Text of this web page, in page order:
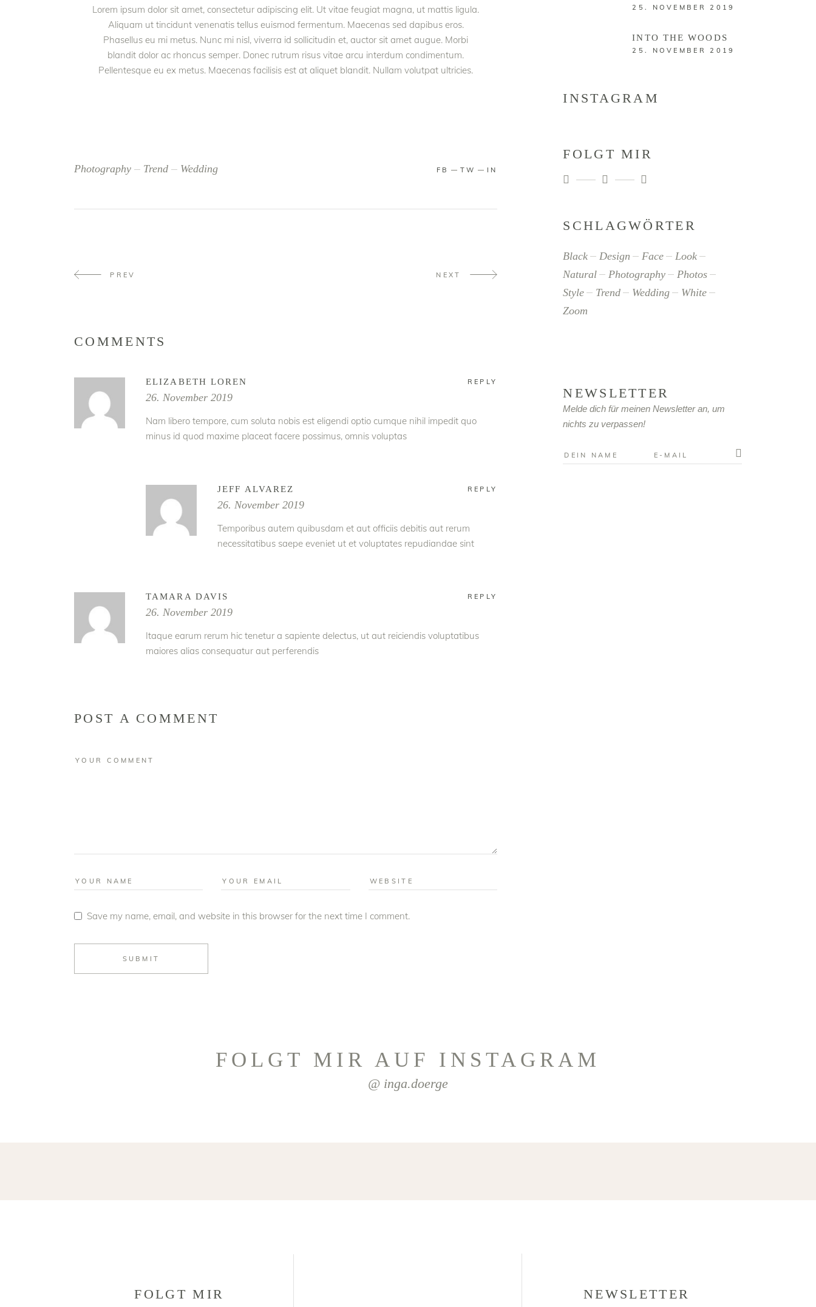
Lorem ipsum dolor sit amet, consectetur adipiscing elit. Ut vitae feugiat magna, ut mattis ligula.
Aliquam ut tincidunt venenatis tellus euismod fermentum. Maecenas sed dapibus eros.
Phasellus eu mi metus. Nunc mi nisl, viverra id sollicitudin et, auctor sit amet augue. Morbi
blandit dolor ac rhoncus semper. Donec rutrum risus vitae arcu interdum condimentum.
Pellentesque eu ex metus. Maecenas facilisis est at aliquet blandit. Nullam volutpat ultricies.
Photography Trend Wedding FB TW IN
PREV NEXT
COMMENTS
ELIZABETH LOREN REPLY
26. November 2019
Nam libero tempore, cum soluta nobis est eligendi optio cumque nihil impedit quo
minus id quod maxime placeat facere possimus, omnis voluptas
JEFF ALVAREZ REPLY
26. November 2019
Temporibus autem quibusdam et aut officiis debitis aut rerum
necessitatibus saepe eveniet ut et voluptates repudiandae sint
TAMARA DAVIS REPLY
26. November 2019
Itaque earum rerum hic tenetur a sapiente delectus, ut aut reiciendis voluptatibus
maiores alias consequatur aut perferendis
POST A COMMENT
Save my name, email, and website in this browser for the next time I comment.
SUBMIT
25. NOVEMBER 2019
INTO THE WOODS
25. NOVEMBER 2019
INSTAGRAM
FOLGT MIR
SCHLAGWÖRTER
Black Design Face
Look
Natural
Photography
Photos
Style
Trend Wedding
White
Zoom
NEWSLETTER
Melde dich für meinen Newsletter an, um
nichts zu verpassen!
FOLGT MIR AUF INSTAGRAM
@ inga.doerge
FOLGT MIR NEWSLETTER